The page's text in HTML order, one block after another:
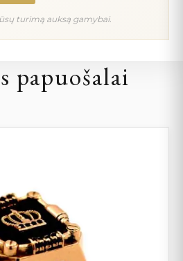
turimą auksą gamybai.
papuošalai